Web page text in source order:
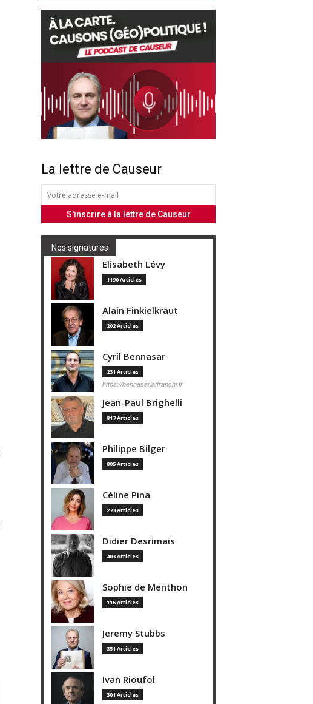
La lettre de Causeur
Nos signatures
Elisabeth Lévy
1190 Articles
Alain Finkielkraut
202 Articles
Cyril Bennasar
231 Articles
https://bennasarlaffranchi.fr
Jean-Paul Brighelli
817 Articles
Philippe Bilger
805 Articles
Céline Pina
273 Articles
Didier Desrimais
403 Articles
Sophie de Menthon
116 Articles
Jeremy Stubbs
351 Articles
Ivan Rioufol
301 Articles